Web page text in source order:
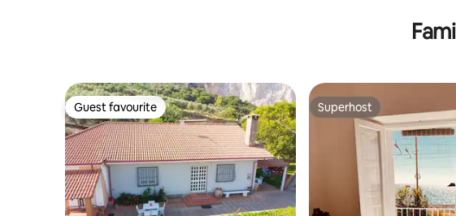
Guest favourite
Guest favourite Superhost
Superhost